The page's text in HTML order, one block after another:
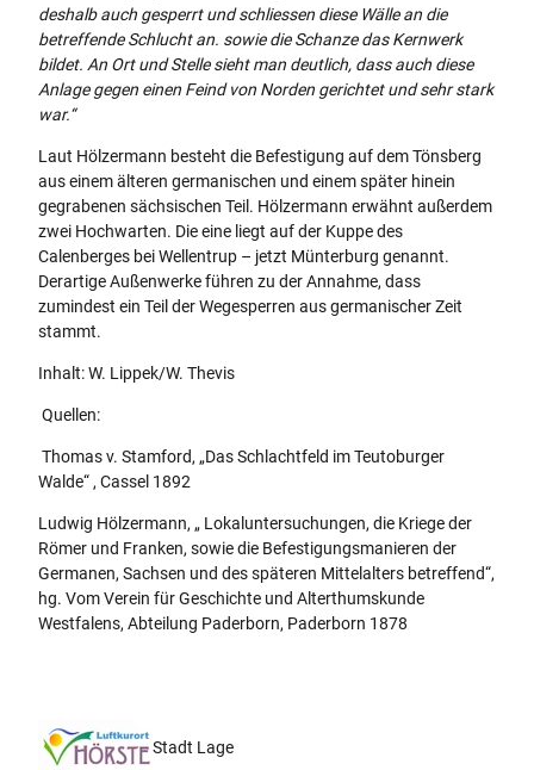
deshalb auch gesperrt und schliessen diese Wälle an die
betreffende Schlucht an. sowie die Schanze das Kernwerk
bildet. An Ort und Stelle sieht man deutlich, dass auch diese
Anlage gegen einen Feind von Norden gerichtet und sehr stark
war.“
Laut Hölzermann besteht die Befestigung auf dem Tönsberg
aus einem älteren germanischen und einem später hinein
gegrabenen sächsischen Teil. Hölzermann erwähnt außerdem
zwei Hochwarten. Die eine liegt auf der Kuppe des
Calenberges bei Wellentrup – jetzt Münterburg genannt.
Derartige Außenwerke führen zu der Annahme, dass
zumindest ein Teil der Wegesperren aus germanischer Zeit
stammt.
Inhalt: W. Lippek/W. Thevis
Quellen:
Thomas v. Stamford, „Das Schlachtfeld im Teutoburger
Walde“ , Cassel 1892
Ludwig Hölzermann, „ Lokaluntersuchungen, die Kriege der
Römer und Franken, sowie die Befestigungsmanieren der
Germanen, Sachsen und des späteren Mittelalters betreffend“,
hg. Vom Verein für Geschichte und Alterthumskunde
Westfalens, Abteilung Paderborn, Paderborn 1878
Stadt Lage